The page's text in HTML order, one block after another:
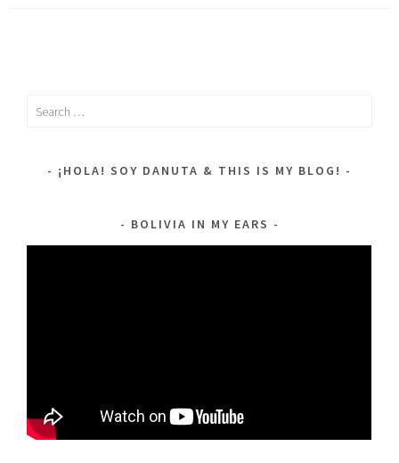
Search
¡HOLA! SOY DANUTA & THIS IS MY BLOG!
BOLIVIA IN MY EARS